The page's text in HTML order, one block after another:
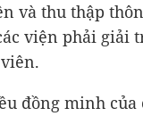
và thu thập
viện phải giải
đồng minh